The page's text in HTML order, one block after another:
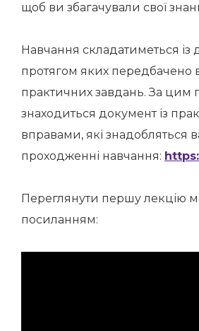
щоб ви збагачували свої
Навчання складатиметься із
протягом яких передбачено
практичних завдань. За цим
знаходиться документ із
вправами, які знадобляться
проходженні навчання:
Переглянути першу лекцію
посиланням: